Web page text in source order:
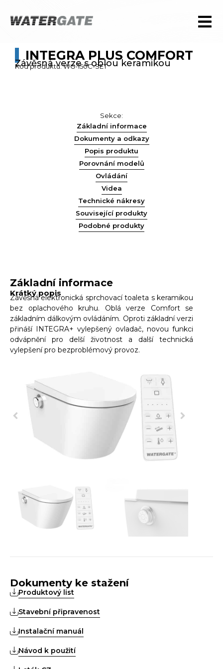
INTEGRA PLUS COMFORT
Závěsná verze s oblou keramikou
Kód produktu: WG-150C-SET
Sekce:
Základní informace
Dokumenty a odkazy
Popis produktu
Porovnání modelů
Ovládání
Videa
Technické nákresy
Související produkty
Podobné produkty
Základní informace
Krátký popis
Závěsná elektronická sprchovací toaleta s keramikou
bez oplachového kruhu. Oblá verze Comfort se
základním dálkovým ovládáním. Oproti základní verzi
přináší INTEGRA+ vylepšený ovladač, novou funkci
odvápnění pro delší životnost a další technická
vylepšení pro bezproblémový provoz.
Dokumenty ke stažení
Produktový list
Stavební připravenost
Instalační manuál
Návod k použití